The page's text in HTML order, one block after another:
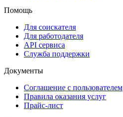
Помощь
Для соискателя
Для работодателя
API сервиса
Служба поддержки
Документы
Соглашение с пользователем
Правила оказания услуг
Прайс-лист